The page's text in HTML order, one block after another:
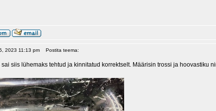
2023 11:13 pm Postita teema:
siis lühemaks tehtud ja kinnitatud korrektselt. Määrisin trossi ja hoovastiku